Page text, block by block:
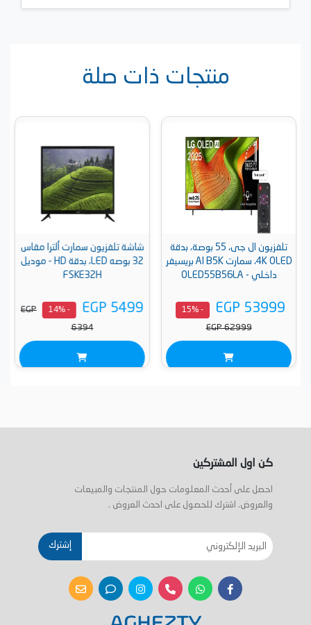
منتجات ذات صلة
تلفزيون ال جى، 55 بوصة، بدقة
4K OLED، سمارت AI B5K بريسيفر
داخلي - OLED55B56LA
EGP 53999
- 15%
EGP 62999
شاشة تلفزيون سمارت ألترا مقاس
32 بوصه LED، بدقة HD - موديل
FSKE32H
EGP 5499
- 14%
EGP
6394
كن اول المشتركين
احصل على أحدث المعلومات حول المنتجات والمبيعات
والعروض. اشترك للحصول على احدث العروض .
إشترك